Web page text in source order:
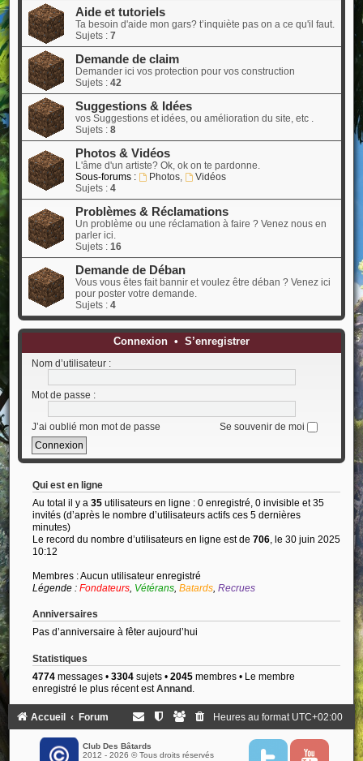
Aide et tutoriels
Ta besoin d'aide mon gars? t’inquiète pas on a ce qu'il faut.
Sujets : 7
Demande de claim
Demander ici vos protection pour vos construction
Sujets : 42
Suggestions & Idées
vos Suggestions et idées, ou amélioration du site, etc .
Sujets : 8
Photos & Vidéos
L'âme d'un artiste? Ok, ok on te pardonne.
Sous-forums :
Photos,
Vidéos
Sujets : 4
Problèmes & Réclamations
Un problème ou une réclamation à faire ? Venez nous en
parler ici.
Sujets : 16
Demande de Déban
Vous vous êtes fait bannir et voulez être déban ? Venez ici
pour poster votre demande.
Sujets : 4
Connexion• S’enregistrer
Nom d’utilisateur :
Mot de passe :
J’ai oublié mon mot de passe Se souvenir de moi
Qui est en ligne
Au total il y a 35utilisateurs en ligne : 0 enregistré, 0 invisible et 35
invités (d’après le nombre d’utilisateurs actifs ces 5 dernières
minutes)
Le record du nombre d’utilisateurs en ligne est de 706, le 30 juin 2025
10:12
Membres : Aucun utilisateur enregistré
Légende : Fondateurs, Vétérans, Batards, Recrues
Anniversaires
Pas d’anniversaire à fêter aujourd’hui
Statistiques
4774messages • 3304sujets • 2045membres • Le membre
enregistré le plus récent estAnnand.
Accueil Forum Heures au format UTC+02:00
Club Des Bâtards
2012 - 2026 © Tous droits réservés